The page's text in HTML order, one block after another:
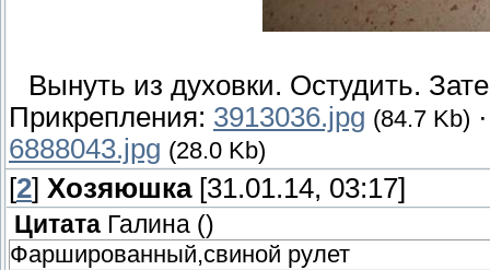
Вынуть из духовки. Остудить.
Прикрепления: 3913036.jpg (84.7 Kb)
6888043.jpg (28.0 Kb)
[2] Хозяюшка[31.01.14, 03:17]
Цитата Галина ()
Фаршированный,свиной рулет